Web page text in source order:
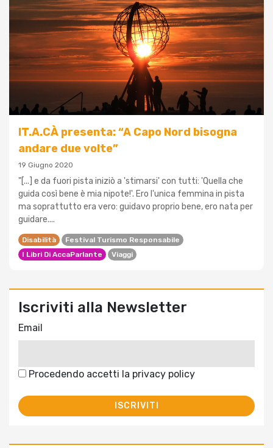
IT.A.CÀ presenta: “A Capo Nord bisogna
andare due volte”
19 Giugno 2020
"[...] e da fuori pista iniziò a 'stimarsi' con tutti: 'Quella che
guida così bene è mia nipote!'. Ero l'unica femmina in pista
ma soprattutto era vero: guidavo proprio bene, ero nata per
guidare....
Disabilità
Festival Turismo Responsabile
I Libri Di AccaParlante
Viaggi
Iscriviti alla Newsletter
Email
Procedendo accetti la privacy policy